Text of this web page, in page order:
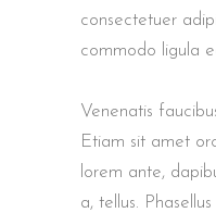
consectetuer
commodo ligula
Venenatis
Etiam sit amet
lorem ante,
a, tellus.